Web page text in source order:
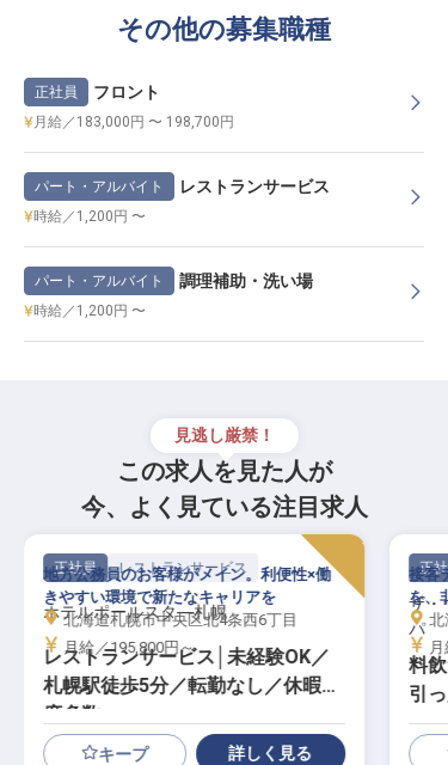
その他の募集職種
正社員 フロント
月給／183,000円 〜 198,700円
パート・アルバイト レストランサービス
時給／1,200円 〜
パート・アルバイト 調理補助・洗い場
時給／1,200円 〜
見逃し厳禁！
この求人を見た人が
今、よく見ている注目求人
正社員 レストランサービス
ホテルポールスタ―札幌
レストランサービス│未経験OK／
札幌駅徒歩5分／転勤なし／休暇制
度多数
地方公務員のお客様がメイン。利便性×働
きやすい環境で新たなキャリアを
北海道札幌市中央区北4条西6丁目
月給／195,800円～
キープ 詳しく見る
正社
ザ・
パ
料
引
接客
を、
北